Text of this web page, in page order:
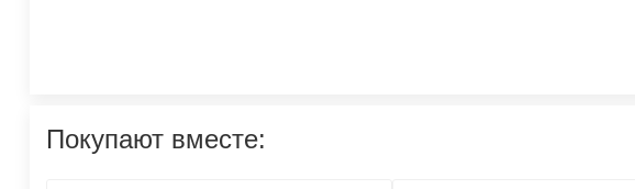
Покупают вместе: